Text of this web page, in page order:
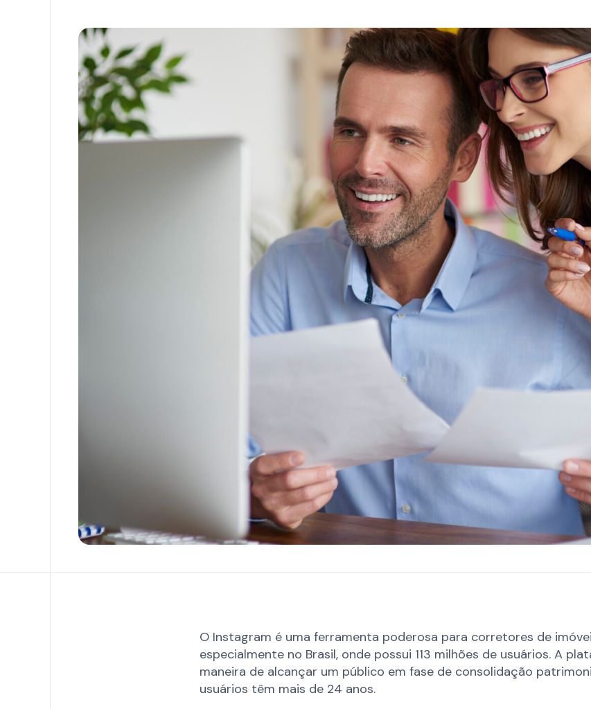
O Instagram é uma ferramenta poderosa para corretores de
especialmente no Brasil, onde possui 113 milhões de usuários. A
maneira de alcançar um público em fase de consolidação
usuários têm mais de 24 anos.